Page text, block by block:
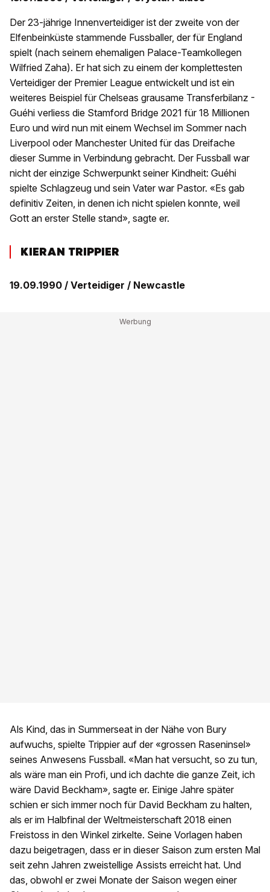
Der 23-jährige Innenverteidiger ist der zweite von der
Elfenbeinküste stammende Fussballer, der für England
spielt (nach seinem ehemaligen Palace-Teamkollegen
Wilfried Zaha). Er hat sich zu einem der komplettesten
Verteidiger der Premier League entwickelt und ist ein
weiteres Beispiel für Chelseas grausame Transferbilanz -
Guéhi verliess die Stamford Bridge 2021 für 18 Millionen
Euro und wird nun mit einem Wechsel im Sommer nach
Liverpool oder Manchester United für das Dreifache
dieser Summe in Verbindung gebracht. Der Fussball war
nicht der einzige Schwerpunkt seiner Kindheit: Guéhi
spielte Schlagzeug und sein Vater war Pastor. «Es gab
definitiv Zeiten, in denen ich nicht spielen konnte, weil
Gott an erster Stelle stand», sagte er.
KIERAN TRIPPIER
19.09.1990 / Verteidiger / Newcastle
Als Kind, das in Summerseat in der Nähe von Bury
aufwuchs, spielte Trippier auf der «grossen Raseninsel»
seines Anwesens Fussball. «Man hat versucht, so zu tun,
als wäre man ein Profi, und ich dachte die ganze Zeit, ich
wäre David Beckham», sagte er. Einige Jahre später
schien er sich immer noch für David Beckham zu halten,
als er im Halbfinal der Weltmeisterschaft 2018 einen
Freistoss in den Winkel zirkelte. Seine Vorlagen haben
dazu beigetragen, dass er in dieser Saison zum ersten Mal
seit zehn Jahren zweistellige Assists erreicht hat. Und
das, obwohl er zwei Monate der Saison wegen einer